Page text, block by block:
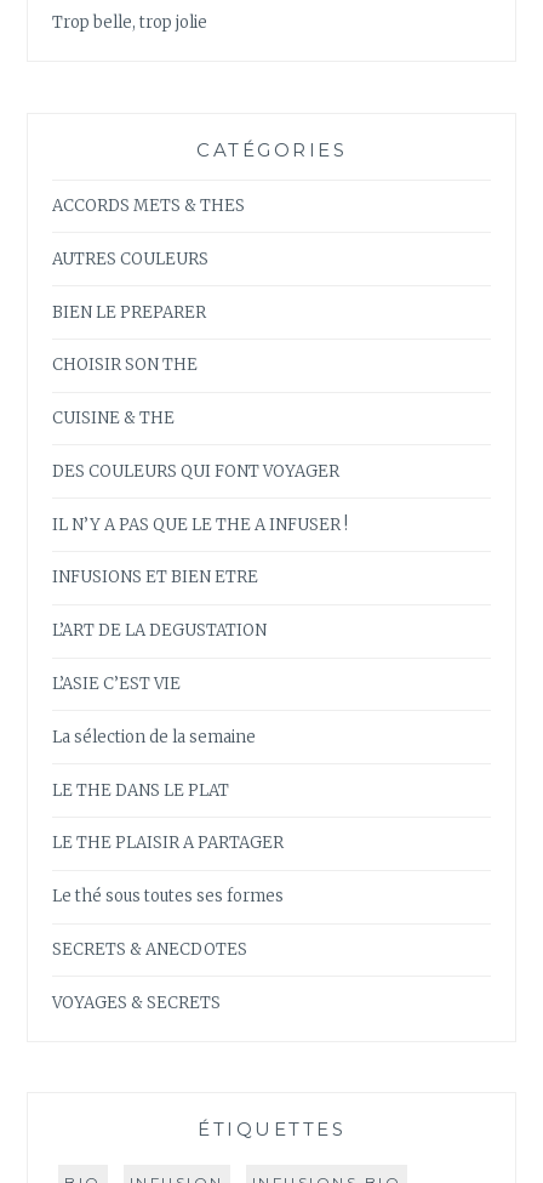
Trop belle, trop jolie
CATÉGORIES
ACCORDS METS & THES
AUTRES COULEURS
BIEN LE PREPARER
CHOISIR SON THE
CUISINE & THE
DES COULEURS QUI FONT VOYAGER
IL N’Y A PAS QUE LE THE A INFUSER !
INFUSIONS ET BIEN ETRE
L’ART DE LA DEGUSTATION
L’ASIE C’EST VIE
La sélection de la semaine
LE THE DANS LE PLAT
LE THE PLAISIR A PARTAGER
Le thé sous toutes ses formes
SECRETS & ANECDOTES
VOYAGES & SECRETS
ÉTIQUETTES